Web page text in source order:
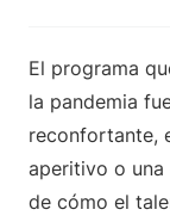
El programa
la pandemia
reconfortante,
aperitivo o una
de cómo el